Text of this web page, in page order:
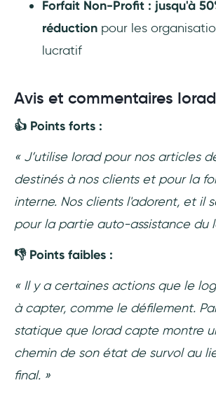
Forfait Non-Profit : jusqu'à
réduction pour les
lucratif
Avis et commentaires Iorad
👍 Points forts :
« J’utilise Iorad pour nos articles
destinés à nos clients et pour la
interne. Nos clients l'adorent, et il
pour la partie auto-assistance du
👎 Points faibles :
« Il y a certaines actions que le
à capter, comme le défilement.
statique que Iorad capte montre
chemin de son état de survol au
final. »